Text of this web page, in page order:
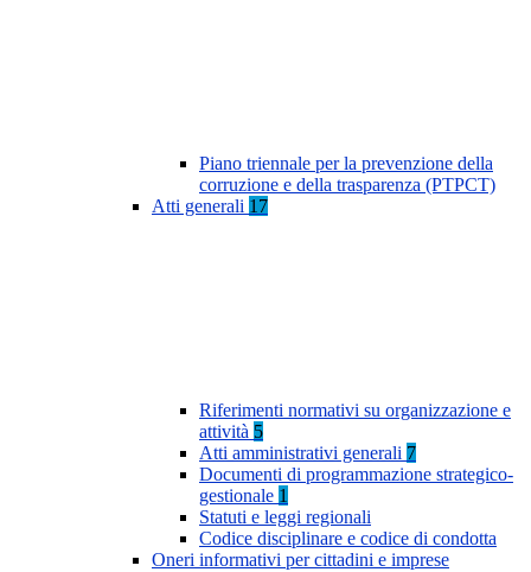
Piano triennale per la prevenzione della
corruzione e della trasparenza (PTPCT)
Atti generali 17
Riferimenti normativi su organizzazione e
attività 5
Atti amministrativi generali 7
Documenti di programmazione strategico-
gestionale 1
Statuti e leggi regionali
Codice disciplinare e codice di condotta
Oneri informativi per cittadini e imprese